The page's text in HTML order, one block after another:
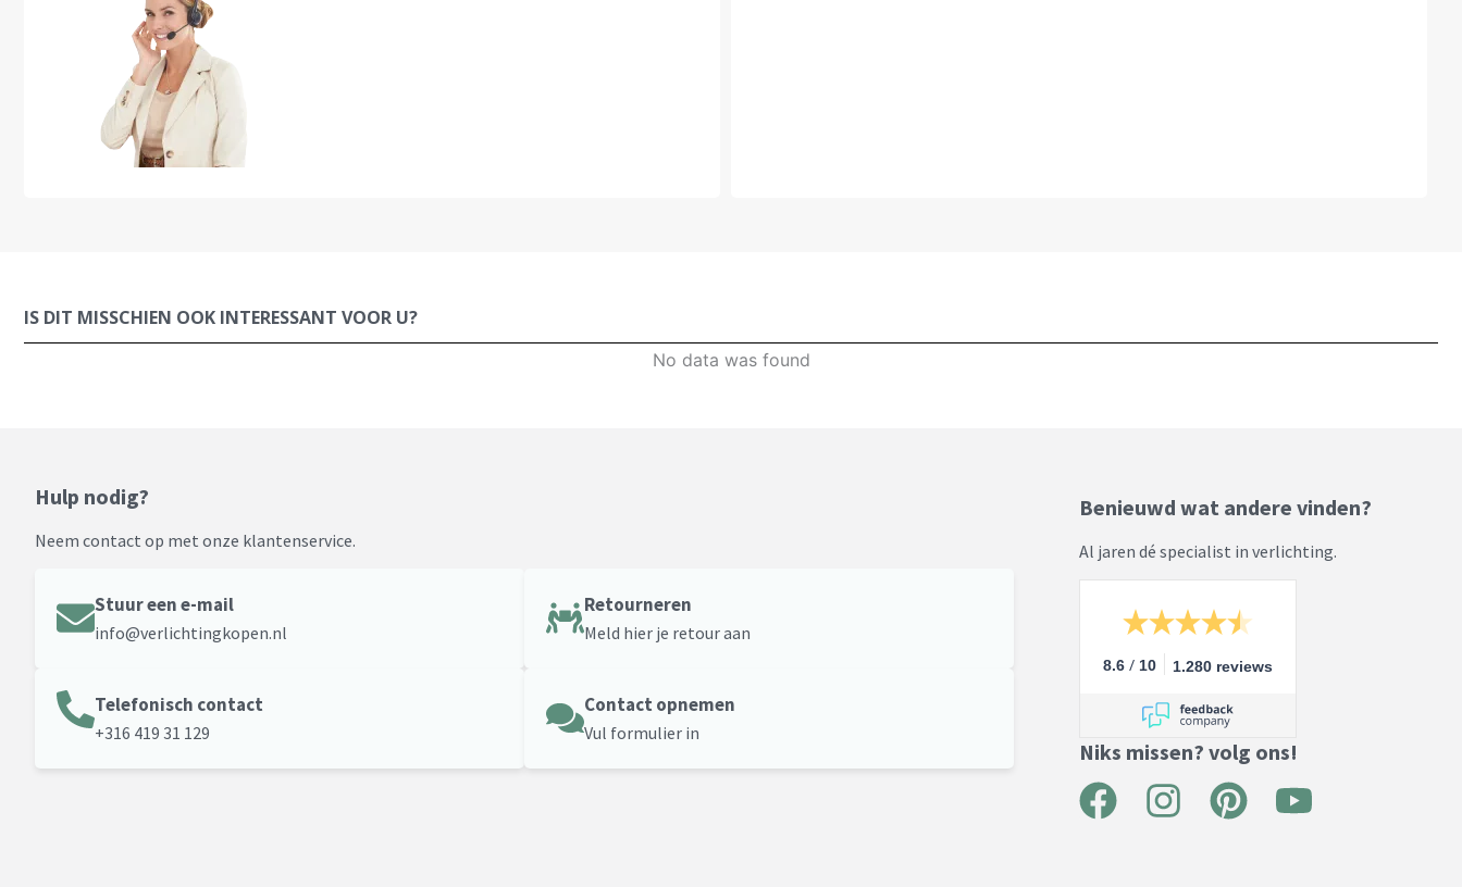
IS DIT MISSCHIEN OOK INTERESSANT VOOR U?
No data was found
Hulp nodig?
Neem contact op met onze klantenservice.
Stuur een e-mail
info@verlichtingkopen.nl
Retourneren
Meld hier je retour aan
Telefonisch contact
+316 419 31 129
Contact opnemen
Vul formulier in
Benieuwd wat andere vinden?
Al jaren dé specialist in verlichting.
8.6 / 10 1.280 reviews
Niks missen? volg ons!
F
I
P
Y